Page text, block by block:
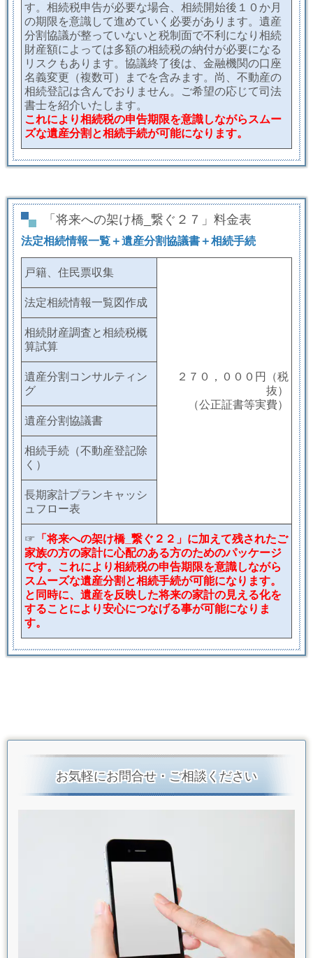
す。相続税申告が必要な場合、相続開始後１０か月
の期限を意識して進めていく必要があります。遺産
分割協議が整っていないと税制面で不利になり相続
財産額によっては多額の相続税の納付が必要になる
リスクもあります。協議終了後は、金融機関の口座
名義変更（複数可）までを含みます。尚、不動産の
相続登記は含んでおりません。ご希望の応じて司法
書士を紹介いたします。
これにより相続税の申告期限を意識しながらスムー
ズな遺産分割と相続手続が可能になります。
「将来への架け橋_繋ぐ２７」料金表
法定相続情報一覧＋遺産分割協議書＋相続手続
戸籍、住民票収集
２７０，０００円（税
抜）
（公正証書等実費）
法定相続情報一覧図作成
相続財産調査と相続税概
算試算
遺産分割コンサルティン
グ
遺産分割協議書
相続手続（不動産登記除
く）
長期家計プランキャッシ
ュフロー表
☞ 「将来への架け橋_繋ぐ２２」に加えて残されたご
家族の方の家計に心配のある方のためのパッケージ
です。これにより相続税の申告期限を意識しながら
スムーズな遺産分割と相続手続が可能になります。
と同時に、遺産を反映した将来の家計の見える化を
することにより安心につなげる事が可能になりま
す。
お気軽にお問合せ・ご相談ください